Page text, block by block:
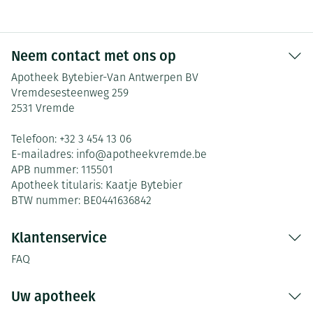
Neem contact met ons op
Apotheek Bytebier-Van Antwerpen BV
Vremdesesteenweg 259
2531 Vremde
Telefoon: +32 3 454 13 06
E-mailadres: info@apotheekvremde.be
APB nummer: 115501
Apotheek titularis: Kaatje Bytebier
BTW nummer: BE0441636842
Klantenservice
FAQ
Uw apotheek